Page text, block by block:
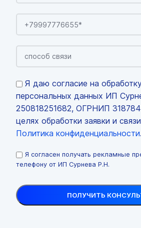
Я даю согласие на
персональных данных ИП
250818251682, ОГРНИП
целях обработки заявки и
Политика конфиденциальности
Я согласен получать рекламные
телефону от ИП Сурнева Р.Н.